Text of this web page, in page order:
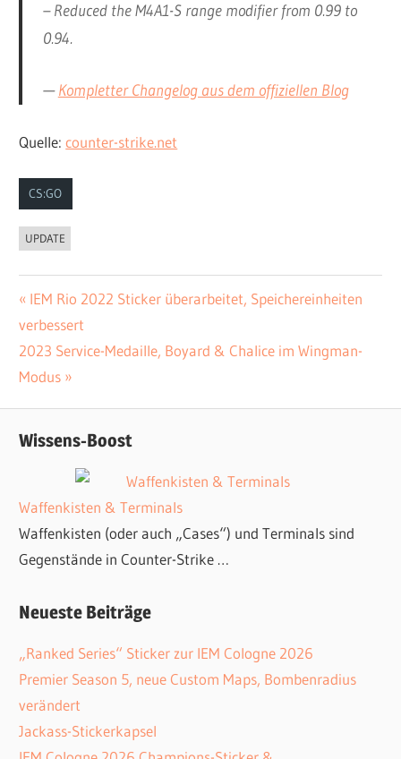
– Reduced the M4A1-S range modifier from 0.99 to
0.94.
—Kompletter Changelog aus dem offiziellen Blog
Quelle:counter-strike.net
CS:GO
UPDATE
Beitrags-
Navigation
Vorheriger
Beitrag:
IEM Rio 2022 Sticker überarbeitet, Speichereinheiten
verbessert
Nächster
Beitrag:
2023 Service-Medaille, Boyard & Chalice im Wingman-
Modus
Wissens-Boost
Waffenkisten & Terminals
Waffenkisten (oder auch „Cases“) und Terminals sind
Gegenstände in Counter-Strike …
Neueste Beiträge
„Ranked Series“ Sticker zur IEM Cologne 2026
Premier Season 5, neue Custom Maps, Bombenradius
verändert
Jackass-Stickerkapsel